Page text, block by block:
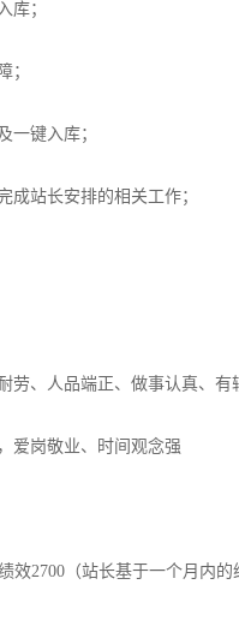
库；
；
一键入库；
成站长安排的相关工作；
劳、人品端正、做事认真、有
爱岗敬业、时间观念强
效2700（站长基于一个月内